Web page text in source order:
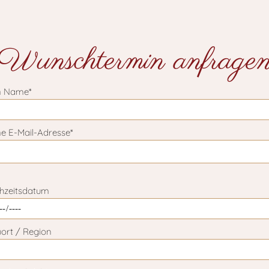
Name*
E-Mail-Adresse*
/ Region